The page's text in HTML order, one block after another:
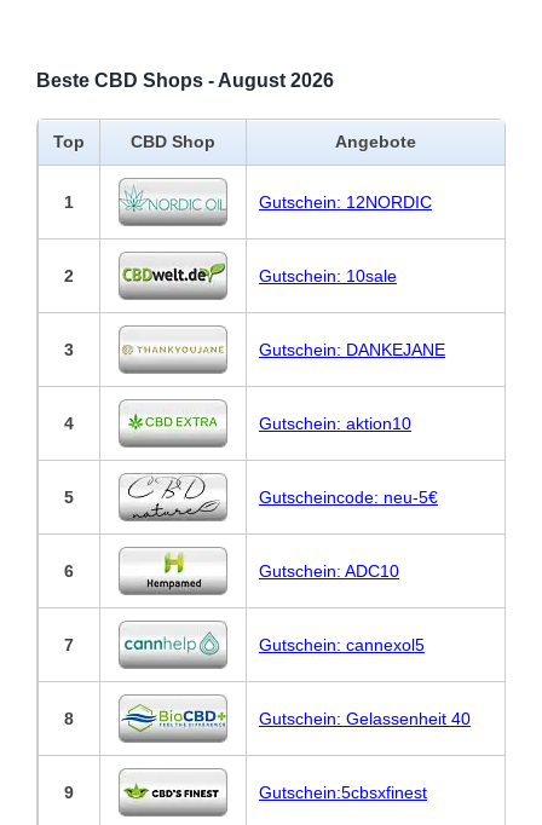
Beste CBD Shops - August 2026
Top CBD Shop Angebote
1 Gutschein: 12NORDIC
2 Gutschein: 10sale
3 Gutschein: DANKEJANE
4 Gutschein: aktion10
5 Gutscheincode: neu-5€
6 Gutschein: ADC10
7 Gutschein: cannexol5
8 Gutschein: Gelassenheit 40
9 Gutschein:5cbsxfinest